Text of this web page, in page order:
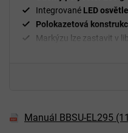
Integrované LED
Polokazetová
Markýzu lze zastavit v
Manuál BBSU-EL295